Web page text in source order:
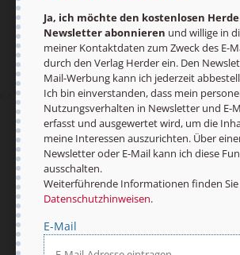
AGB und Widerrufsbelehrung
Barrierefreiheit
Vertrag widerrufen
Ja, ich möchte den kostenlosen
Newsletter abonnieren und willige in
meiner Kontaktdaten zum Zweck des E-
durch den Verlag Herder ein. Den
Mail-Werbung kann ich jederzeit
Ich bin einverstanden, dass mein
Nutzungsverhalten in Newsletter und E-
erfasst und ausgewertet wird, um die
meine Interessen auszurichten. Über
Newsletter oder E-Mail kann ich diese
ausschalten.
Weiterführende Informationen finden
Datenschutzhinweisen.
E-Mail